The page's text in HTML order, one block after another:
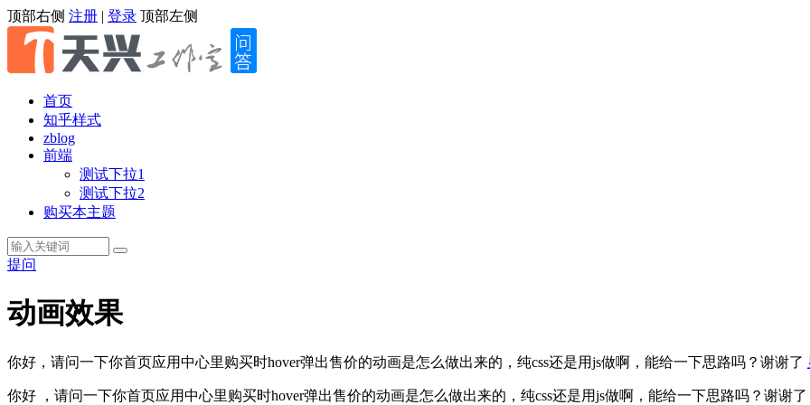
顶部右侧 注册 | 登录 顶部左侧
首页
知乎样式
zblog
前端
测试下拉1
测试下拉2
购买本主题
提问
动画效果
你好，请问一下你首页应用中心里购买时hover弹出售价的动画是怎么做出来的，纯css还是用js做啊，能给一下思路吗？谢谢了
你好 ，请问一下你首页应用中心里购买时hover弹出售价的动画是怎么做出来的，纯css还是用js做啊，能给一下思路吗？谢谢了